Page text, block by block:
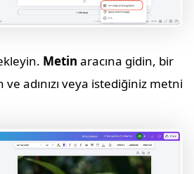
Metin aracına gidin, bir
adınızı veya istediğiniz metni